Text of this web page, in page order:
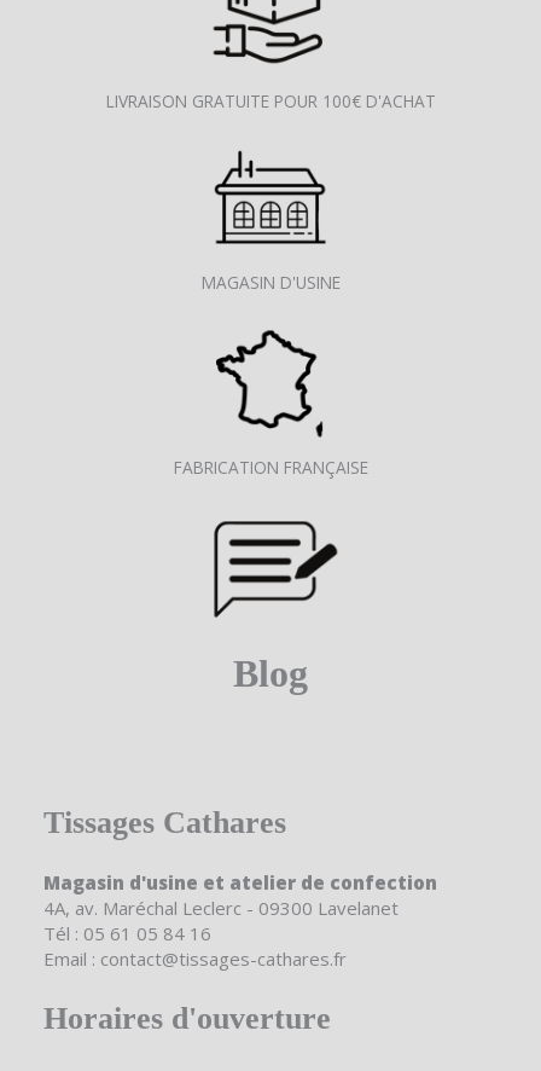
LIVRAISON GRATUITE POUR 100€ D'ACHAT
MAGASIN D'USINE
FABRICATION FRANÇAISE
Blog
Tissages Cathares
Magasin d'usine et atelier de confection
4A, av. Maréchal Leclerc - 09300 Lavelanet
Tél : 05 61 05 84 16
Email : contact@tissages-cathares.fr
Horaires d'ouverture